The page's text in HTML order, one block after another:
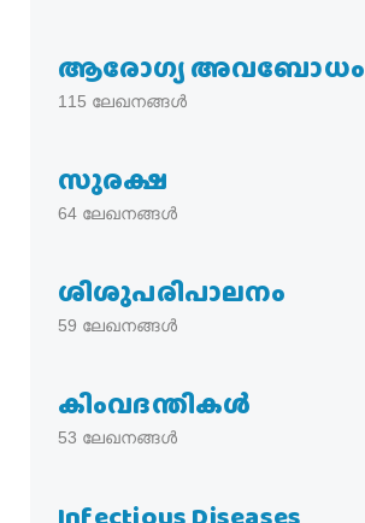
ആരോഗ്യ അവബോധം
115 ലേഖനങ്ങൾ
സുരക്ഷ
64 ലേഖനങ്ങൾ
ശിശുപരിപാലനം
59 ലേഖനങ്ങൾ
കിംവദന്തികൾ
53 ലേഖനങ്ങൾ